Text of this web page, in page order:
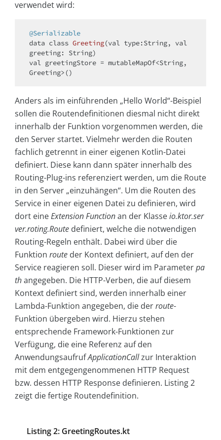
verwendet wird:
@Serializable
data class Greeting(val type:String, val
val greetingStore = mutableMapOf<String,
Anders als im einführenden „Hello World“-Beispiel
sollen die Routendefinitionen diesmal nicht direkt
innerhalb der Funktion vorgenommen werden, die
den Server startet. Vielmehr werden die Routen
fachlich getrennt in einer eigenen Kotlin-Datei
definiert. Diese kann dann später innerhalb des
Routing-Plug-ins referenziert werden, um die Route
in den Server „einzuhängen“. Um die Routen des
Service in einer eigenen Datei zu definieren, wird
dort eineExtension Functionan der Klasseio.ktor.ser
ver.roting.Route definiert, welche die notwendigen
Routing-Regeln enthält. Dabei wird über die
Funktion route der Kontext definiert, auf den der
Service reagieren soll. Dieser wird im Parameterpa
thangegeben. Die HTTP-Verben, die auf diesem
Kontext definiert sind, werden innerhalb einer
Lambda-Funktion angegeben, die derroute-
Funktion übergeben wird. Hierzu stehen
entsprechende Framework-Funktionen zur
Verfügung, die eine Referenz auf den
AnwendungsaufrufApplicationCallzur Interaktion
mit dem entgegengenommenen HTTP Request
bzw. dessen HTTP Response definieren. Listing 2
zeigt die fertige Routendefinition.
Listing 2: GreetingRoutes.kt